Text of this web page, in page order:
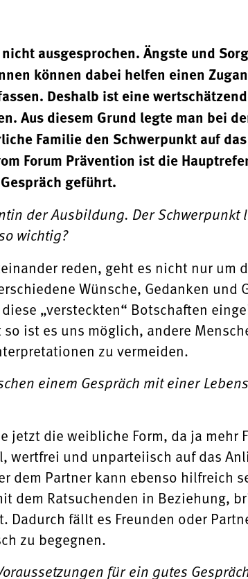
ausgesprochen. Ängste und
können dabei helfen einen
Deshalb ist eine
Aus diesem Grund legte man bei
Familie den Schwerpunkt auf
Forum Prävention ist die
geführt.
der Ausbildung. Der Schwerpunkt
wichtig?
reden, geht es nicht nur um
Wünsche, Gedanken und
„versteckten“ Botschaften
ist es uns möglich, andere
zu vermeiden.
einem Gespräch mit einer
jetzt die weibliche Form, da ja
wertfrei und unparteiisch auf das
dem Partner kann ebenso hilfreich
dem Ratsuchenden in Beziehung,
fällt es Freunden oder
zu begegnen.
für ein gutes